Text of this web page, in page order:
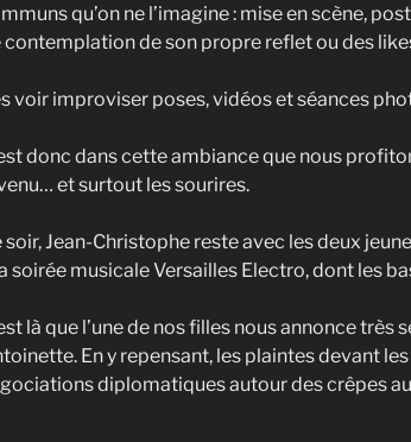
qu’on ne l’imagine : mise en scène,
contemplation de son propre reflet ou des
voir improviser poses, vidéos et séances
donc dans cette ambiance que nous
et surtout les sourires.
soir, Jean-Christophe reste avec les deux
soirée musicale Versailles Electro, dont les
là que l’une de nos filles nous annonce
En y repensant, les plaintes devant
diplomatiques autour des crêpes